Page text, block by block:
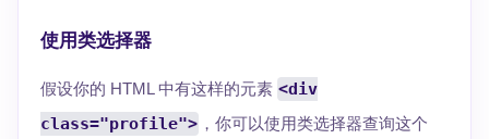
使用类选择器
假设你的 HTML 中有这样的元素 <div
class="profile"> ，你可以使用类选择器查询这个